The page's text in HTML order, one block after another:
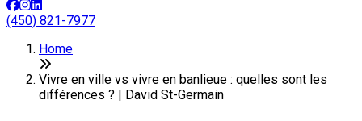
(450) 821-7977
Home
Vivre en ville vs vivre en banlieue : quelles sont les
différences ? | David St-Germain